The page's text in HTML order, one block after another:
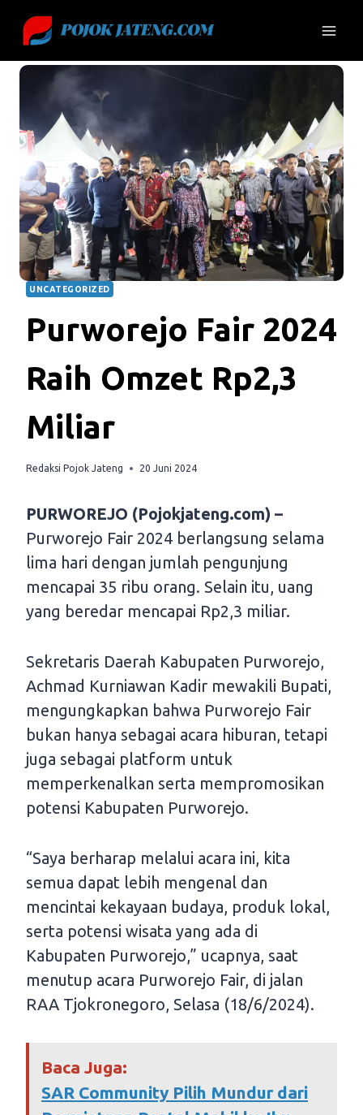
content
UNCATEGORIZED
Purworejo Fair 2024
Raih Omzet Rp2,3
Miliar
Redaksi Pojok Jateng 20 Juni 2024
PURWOREJO (Pojokjateng.com) –
Purworejo Fair 2024 berlangsung selama
lima hari dengan jumlah pengunjung
mencapai 35 ribu orang. Selain itu, uang
yang beredar mencapai Rp2,3 miliar.
Sekretaris Daerah Kabupaten Purworejo,
Achmad Kurniawan Kadir mewakili Bupati,
mengungkapkan bahwa Purworejo Fair
bukan hanya sebagai acara hiburan, tetapi
juga sebagai platform untuk
memperkenalkan serta mempromosikan
potensi Kabupaten Purworejo.
“Saya berharap melalui acara ini, kita
semua dapat lebih mengenal dan
mencintai kekayaan budaya, produk lokal,
serta potensi wisata yang ada di
Kabupaten Purworejo,” ucapnya, saat
menutup acara Purworejo Fair, di jalan
RAA Tjokronegoro, Selasa (18/6/2024).
Baca Juga:
SAR Community Pilih Mundur dari